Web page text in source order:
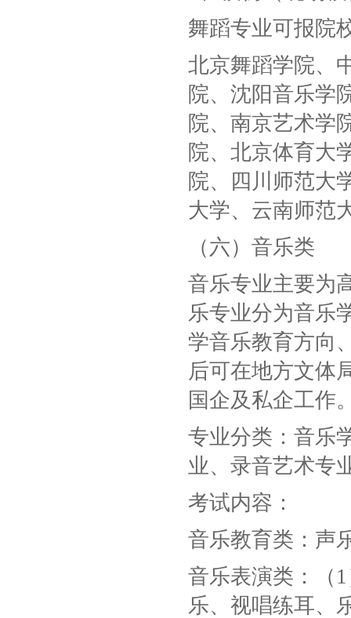
舞蹈专业可报院
北京舞蹈学院、
院、沈阳音乐学
院、南京艺术学
院、北京体育大
院、四川师范大
大学、云南师范
（六）音乐类
音乐专业主要为
乐专业分为音乐
学音乐教育方向
后可在地方文体
国企及私企工作
专业分类：音乐
业、录音艺术专
考试内容：
音乐教育类：声
音乐表演类：（
乐、视唱练耳、